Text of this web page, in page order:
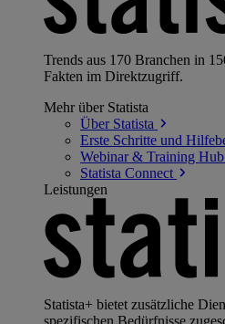
Trends aus 170 Branchen in
Fakten im Direktzugriff.
Mehr über Statista
Über Statista
Erste Schritte und
Webinar & Training Hub
Statista Connect
Leistungen
Statista+ bietet zusätzliche
spezifischen Bedürfnisse